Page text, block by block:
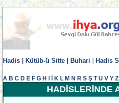
Hadis Kütüb-ü Sitte Buhari Hadis
A B C D E F G H K L M N R S Ş T U V Y Z
HADİSLERİNDE